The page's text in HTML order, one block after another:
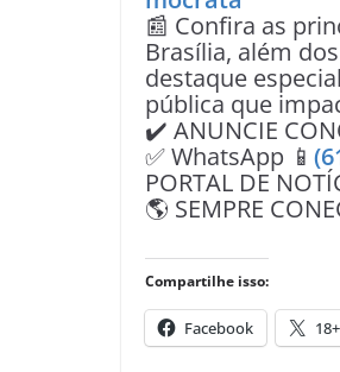
📰 Confira as
Brasília, além
destaque
pública que
✔️ ANUNCIE
✅ WhatsApp 📱
PORTAL DE
🌎 SEMPRE
Compartilhe isso:
Facebook 18+